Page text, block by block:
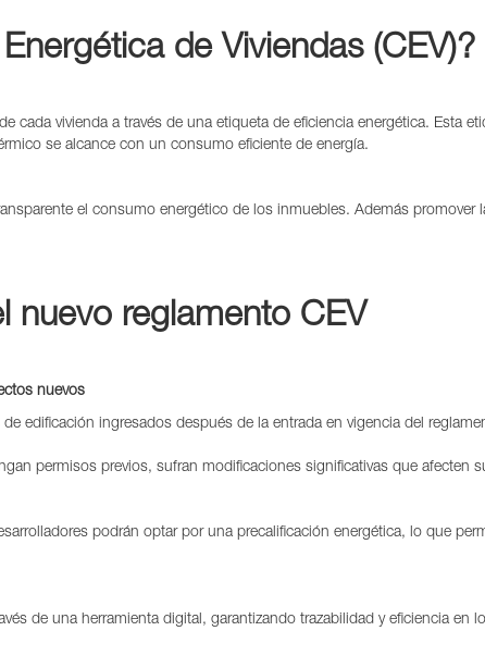
de Viviendas (CEV)?
cada vivienda a través de una etiqueta de eficiencia energética. Esta
se alcance con un consumo eficiente de energía.
el consumo energético de los inmuebles. Además
nuevo reglamento CEV
nuevos
edificación ingresados después de la entrada en vigencia del
permisos previos, sufran modificaciones significativas que afecten
podrán optar por una precalificación energética, lo que
de una herramienta digital, garantizando trazabilidad y eficiencia en